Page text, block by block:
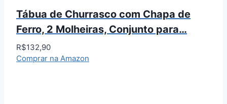
Tábua de Churrasco com Chapa de
Ferro, 2 Molheiras, Conjunto para…
R$132,90
Comprar na Amazon